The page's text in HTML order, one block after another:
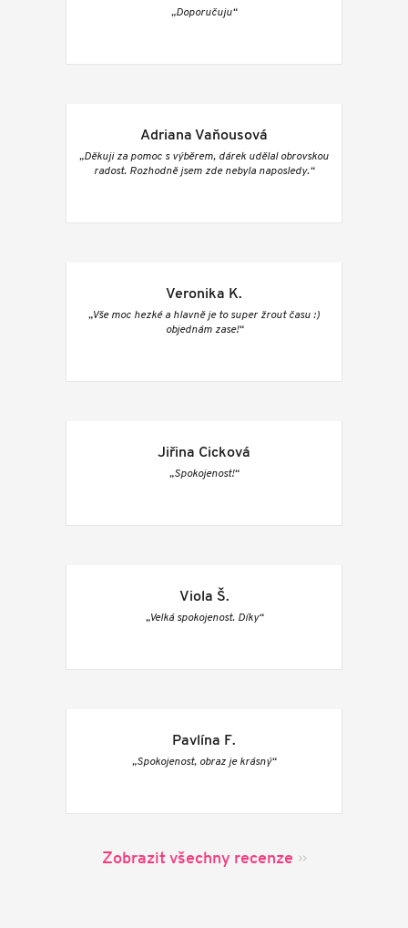
„Doporučuju“
Adriana Vaňousová
„Děkuji za pomoc s výběrem, dárek udělal obrovskou
radost. Rozhodně jsem zde nebyla naposledy.“
Veronika K.
„Vše moc hezké a hlavně je to super žrout času :)
objednám zase!“
Jiřina Cicková
„Spokojenost!“
Viola Š.
„Velká spokojenost. Díky“
Pavlína F.
„Spokojenost, obraz je krásný“
Zobrazit všechny recenze